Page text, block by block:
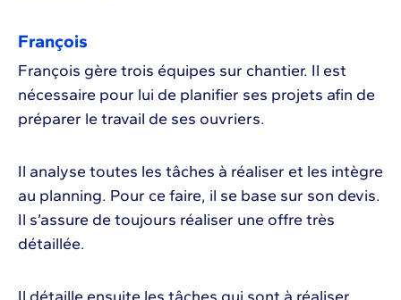
François
François gère trois équipes sur chantier. Il est
nécessaire pour lui de planifier ses projets afin de
préparer le travail de ses ouvriers.
Il analyse toutes les tâches à réaliser et les intègre
au planning. Pour ce faire, il se base sur son devis.
Il s’assure de toujours réaliser une offre très
détaillée.